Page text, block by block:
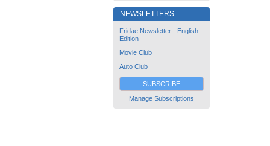
NEWSLETTERS
Fridae Newsletter - English
Edition
Movie Club
Auto Club
SUBSCRIBE
Manage Subscriptions